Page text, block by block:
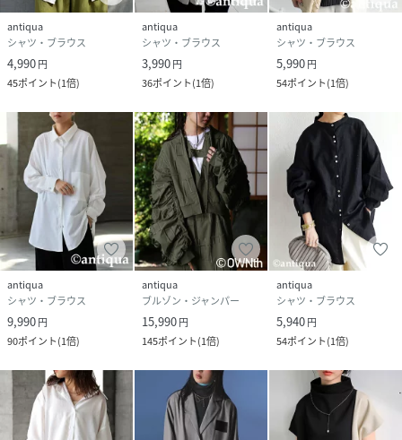
antiqua
シャツ・ブラウス
4,990円
45ポイント(1倍)
antiqua
シャツ・ブラウス
3,990円
36ポイント(1倍)
antiqua
シャツ・ブラウス
5,990円
54ポイント(1倍)
antiqua
シャツ・ブラウス
9,990円
90ポイント(1倍)
antiqua
ブルゾン・ジャンパー
15,990円
145ポイント(1倍)
antiqua
シャツ・ブラウス
5,940円
54ポイント(1倍)